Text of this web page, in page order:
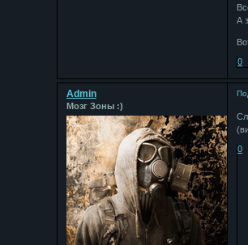
А
0
Admin
Мозг Зоны :)
0